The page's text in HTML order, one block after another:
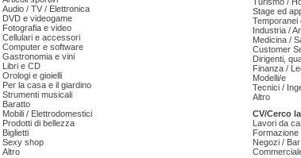
Audio / TV / Elettronica
DVD e videogame
Fotografia e video
Cellulari e accessori
Computer e software
Gastronomia e vini
Libri e CD
Orologi e gioielli
Per la casa e il giardino
Strumenti musicali
Baratto
Mobili / Elettrodomestici
Prodotti di bellezza
Biglietti
Sexy shop
Altro
Stage ed
Temporanei
Industria /
Medicina /
Customer
Dirigenti,
Finanza /
Modelli/e
Tecnici /
Altro
CV/Cerco
Lavori da
Negozi /